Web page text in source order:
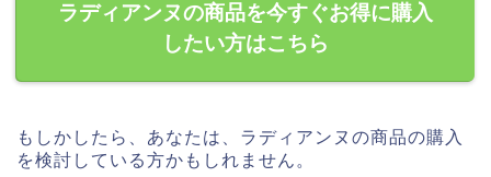
ラディアンヌの商品を今すぐお得に購入
したい方はこちら
もしかしたら、あなたは、ラディアンヌの商品の購入
を検討している方かもしれません。